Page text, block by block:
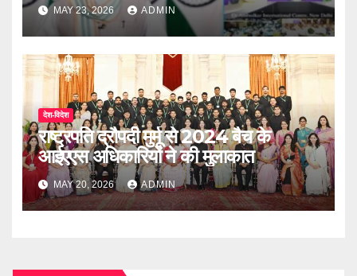
MAY 23, 2026 ADMIN
देश-विदेश
राष्ट्रपति द्रौपदी मुर्मू से 2024 बैच के
आईएएस अधिकारियों ने की मुलाकात
MAY 20, 2026 ADMIN